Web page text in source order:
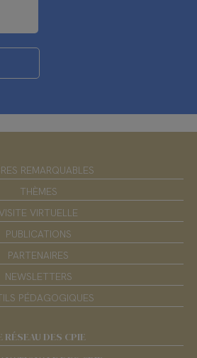
REMARQUABLES
THÈMES
VIRTUELLE
PUBLICATIONS
PARTENAIRES
NEWSLETTERS
PÉDAGOGIQUES
RÉSEAU DES CPIE